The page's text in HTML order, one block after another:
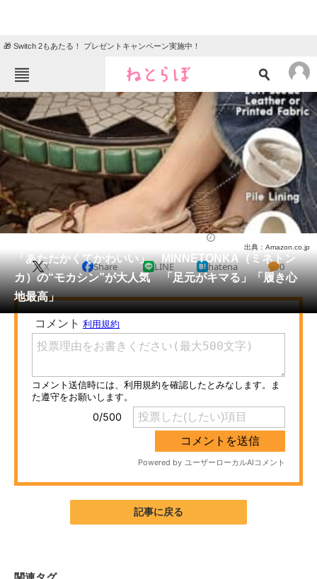
🎁 Switch 2もあたる！ プレゼントキャンペーン実施中！
ねとらぼメニュー
TOP ニュース
エンタメ クイズ
住まい 教育・育児
動物 リサーチ
会員記事
メディア
注目記事を集めた総合ページ
ITの今と未来を見通す
スマホと通信の最新トレンド
進化するPCとデバイスの未来
AI活用のいまが分かる
「あたたかくてかわいい」 MINNETONKA（ミネトン
カ）の“モカシン”が大人気 「足元がキマる」「履き心
地最高」
出典：Amazon.co.jp
X Share LINE hatena 0
記事に戻る